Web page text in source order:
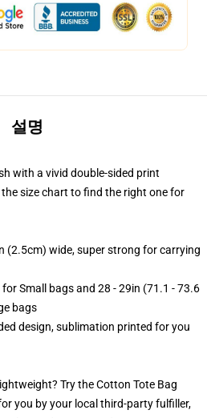
설명
with a vivid double-sided print
size chart to find the right one for
(2.5cm) wide, super strong for carrying
Small bags and 28 - 29in (71.1 - 73.6
bags
design, sublimation printed for you
Try the Cotton Tote Bag
you by your local third-party fulfiller,